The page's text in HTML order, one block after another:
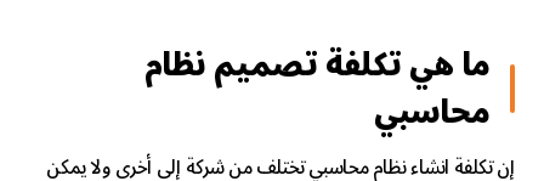
ما هي تكلفة تصميم نظام
محاسبي
إن تكلفة انشاء نظام محاسبي تختلف من شركة إلى أخرى ولا يمكن